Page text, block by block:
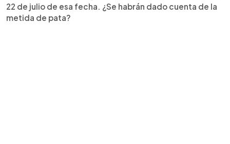
22 de julio de esa fecha. ¿Se habrán dado cuenta de la
metida de pata?